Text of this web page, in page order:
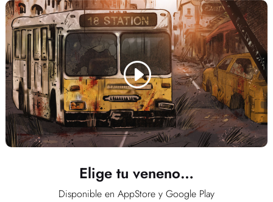
Elige tu veneno…
Disponible en AppStore y Google Play